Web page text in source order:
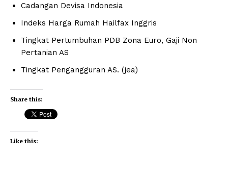
Cadangan Devisa Indonesia
Indeks Harga Rumah Hailfax Inggris
Tingkat Pertumbuhan PDB Zona Euro, Gaji Non
Pertanian AS
Tingkat Pengangguran AS. (jea)
Share this:
Like this: